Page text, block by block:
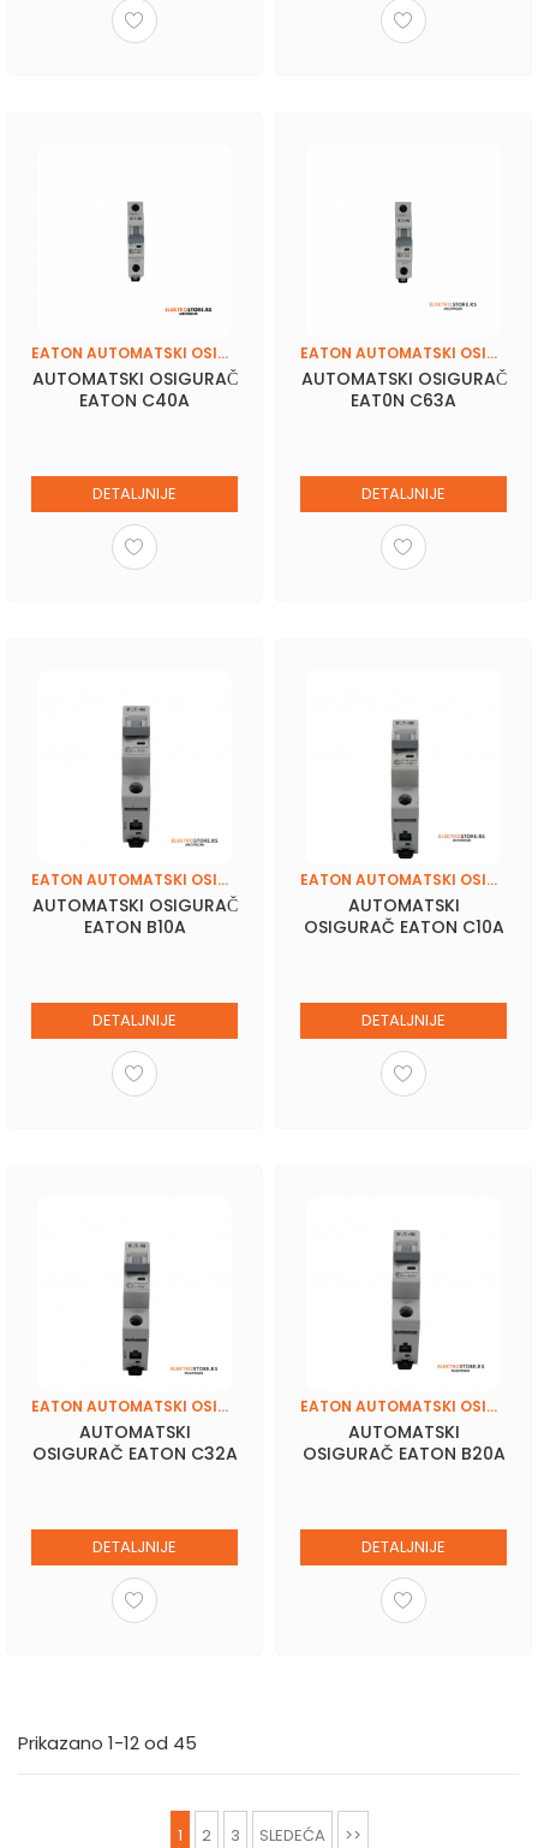
EATON AUTOMATSKI OSIGURAČI
AUTOMATSKI OSIGURAČ
EATON C40A
DETALJNIJE
EATON AUTOMATSKI OSIGURAČI
AUTOMATSKI OSIGURAČ
EAT0N C63A
DETALJNIJE
EATON AUTOMATSKI OSIGURAČI
AUTOMATSKI OSIGURAČ
EATON B10A
DETALJNIJE
EATON AUTOMATSKI OSIGURAČI
AUTOMATSKI
OSIGURAČ EATON C10A
DETALJNIJE
EATON AUTOMATSKI OSIGURAČI
AUTOMATSKI
OSIGURAČ EATON C32A
DETALJNIJE
EATON AUTOMATSKI OSIGURAČI
AUTOMATSKI
OSIGURAČ EATON B20A
DETALJNIJE
Prikazano 1-12 od 45
1 2 3 SLEDEĆA >>